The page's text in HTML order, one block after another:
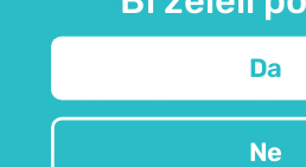
Da
Ne